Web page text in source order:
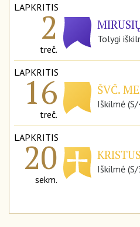
LAPKRITIS
2
treč.
Tolygi
LAPKRITIS
16
treč.
ŠVČ.
Iškilmė (S/
LAPKRITIS
20
sekm.
Iškilmė (S/